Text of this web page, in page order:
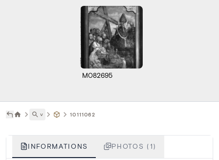
M082695
˅ 10111062
INFORMATIONS PHOTOS (1)